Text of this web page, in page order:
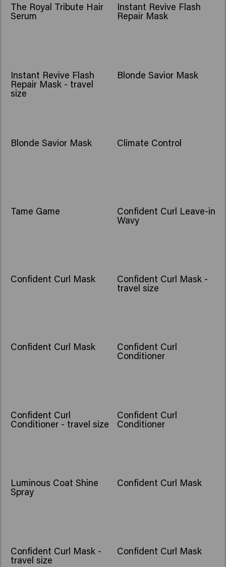
The Royal Tribute Hair
Serum
Instant Revive Flash
Repair Mask
Instant Revive Flash
Repair Mask - travel
size
Blonde Savior Mask
Blonde Savior Mask Climate Control
Tame Game Confident Curl Leave-in
Wavy
Confident Curl Mask Confident Curl Mask -
travel size
Confident Curl Mask Confident Curl
Conditioner
Confident Curl
Conditioner - travel size
Confident Curl
Conditioner
Luminous Coat Shine
Spray
Confident Curl Mask
Confident Curl Mask -
travel size
Confident Curl Mask